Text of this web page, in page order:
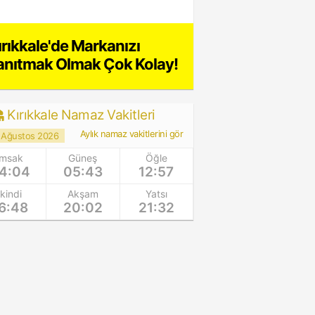
Markanızı
Olmak Çok Kolay!
Kırıkkale Namaz Vakitleri
2026 Aylık namaz vakitlerini gör
Güneş
05:43
Öğle
12:57
Akşam
20:02
Yatsı
21:32